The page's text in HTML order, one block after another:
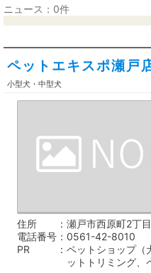
ニュース：0件
ペットエキスポ瀬戸
小型犬・中型犬
住所
瀬戸市西原町2丁
電話番号
0561-42-8010
PR
ペットショップ（
ットトリミング、